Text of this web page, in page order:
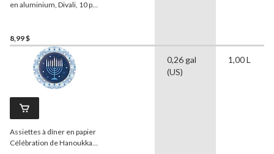
en aluminium, Divali, 10 po,
8,99 $
Assiettes à dîner en papier
Célébration de Hanoukka,
0,26 gal
(US)
1,00 L